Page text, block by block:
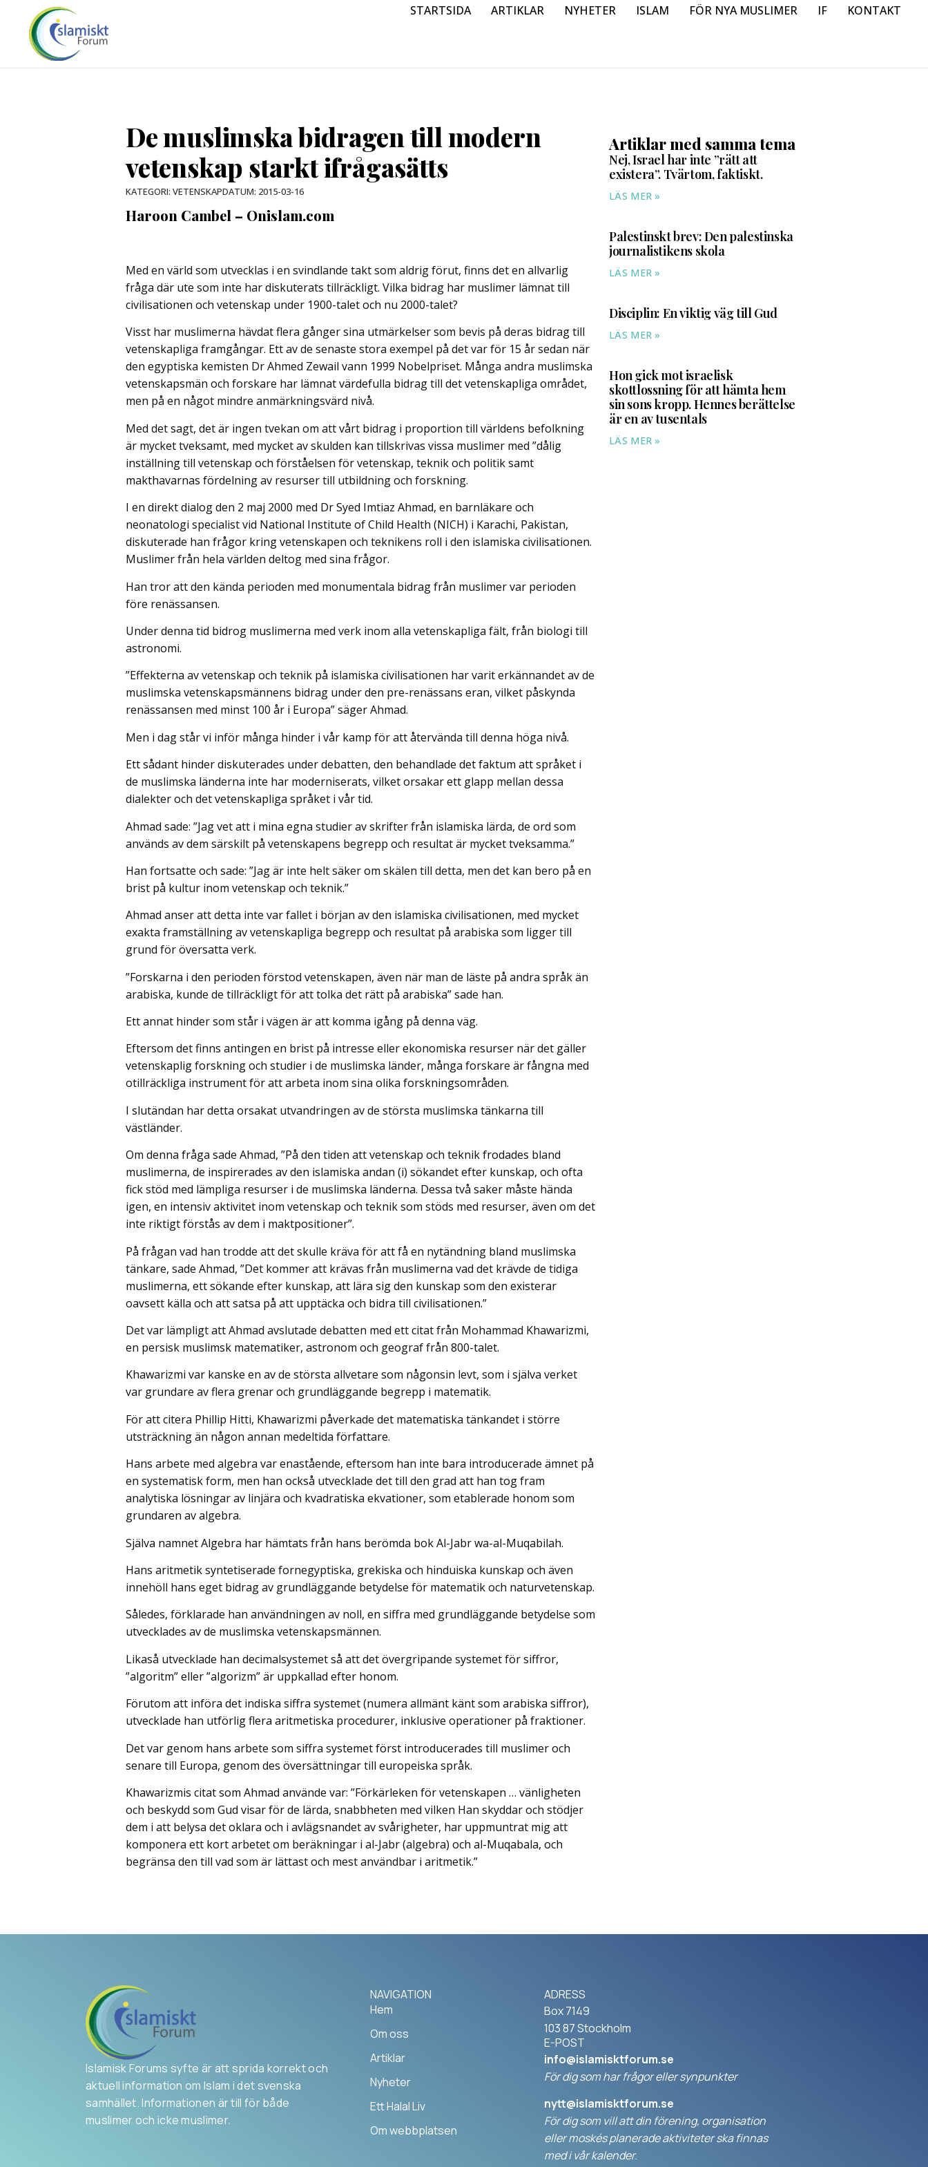
STARTSIDA ARTIKLAR NYHETER ISLAM FÖR NYA MUSLIMER IF KONTAKT
De muslimska bidragen till modern
vetenskap starkt ifrågasätts
KATEGORI: VETENSKAPDATUM: 2015-03-16
Haroon Cambel – Onislam.com
Med en värld som utvecklas i en svindlande takt som aldrig förut, finns det en allvarlig
fråga där ute som inte har diskuterats tillräckligt. Vilka bidrag har muslimer lämnat till
civilisationen och vetenskap under 1900-talet och nu 2000-talet?
Visst har muslimerna hävdat flera gånger sina utmärkelser som bevis på deras bidrag till
vetenskapliga framgångar. Ett av de senaste stora exempel på det var för 15 år sedan när
den egyptiska kemisten Dr Ahmed Zewail vann 1999 Nobelpriset. Många andra muslimska
vetenskapsmän och forskare har lämnat värdefulla bidrag till det vetenskapliga området,
men på en något mindre anmärkningsvärd nivå.
Med det sagt, det är ingen tvekan om att vårt bidrag i proportion till världens befolkning
är mycket tveksamt, med mycket av skulden kan tillskrivas vissa muslimer med ”dålig
inställning till vetenskap och förståelsen för vetenskap, teknik och politik samt
makthavarnas fördelning av resurser till utbildning och forskning.
I en direkt dialog den 2 maj 2000 med Dr Syed Imtiaz Ahmad, en barnläkare och
neonatologi specialist vid National Institute of Child Health (NICH) i Karachi, Pakistan,
diskuterade han frågor kring vetenskapen och teknikens roll i den islamiska civilisationen.
Muslimer från hela världen deltog med sina frågor.
Han tror att den kända perioden med monumentala bidrag från muslimer var perioden
före renässansen.
Under denna tid bidrog muslimerna med verk inom alla vetenskapliga fält, från biologi till
astronomi.
”Effekterna av vetenskap och teknik på islamiska civilisationen har varit erkännandet av de
muslimska vetenskapsmännens bidrag under den pre-renässans eran, vilket påskynda
renässansen med minst 100 år i Europa” säger Ahmad.
Men i dag står vi inför många hinder i vår kamp för att återvända till denna höga nivå.
Ett sådant hinder diskuterades under debatten, den behandlade det faktum att språket i
de muslimska länderna inte har moderniserats, vilket orsakar ett glapp mellan dessa
dialekter och det vetenskapliga språket i vår tid.
Ahmad sade: ”Jag vet att i mina egna studier av skrifter från islamiska lärda, de ord som
används av dem särskilt på vetenskapens begrepp och resultat är mycket tveksamma.”
Han fortsatte och sade: ”Jag är inte helt säker om skälen till detta, men det kan bero på en
brist på kultur inom vetenskap och teknik.”
Ahmad anser att detta inte var fallet i början av den islamiska civilisationen, med mycket
exakta framställning av vetenskapliga begrepp och resultat på arabiska som ligger till
grund för översatta verk.
”Forskarna i den perioden förstod vetenskapen, även när man de läste på andra språk än
arabiska, kunde de tillräckligt för att tolka det rätt på arabiska” sade han.
Ett annat hinder som står i vägen är att komma igång på denna väg.
Eftersom det finns antingen en brist på intresse eller ekonomiska resurser när det gäller
vetenskaplig forskning och studier i de muslimska länder, många forskare är fångna med
otillräckliga instrument för att arbeta inom sina olika forskningsområden.
I slutändan har detta orsakat utvandringen av de största muslimska tänkarna till
västländer.
Om denna fråga sade Ahmad, ”På den tiden att vetenskap och teknik frodades bland
muslimerna, de inspirerades av den islamiska andan (i) sökandet efter kunskap, och ofta
fick stöd med lämpliga resurser i de muslimska länderna. Dessa två saker måste hända
igen, en intensiv aktivitet inom vetenskap och teknik som stöds med resurser, även om det
inte riktigt förstås av dem i maktpositioner”.
På frågan vad han trodde att det skulle kräva för att få en nytändning bland muslimska
tänkare, sade Ahmad, ”Det kommer att krävas från muslimerna vad det krävde de tidiga
muslimerna, ett sökande efter kunskap, att lära sig den kunskap som den existerar
oavsett källa och att satsa på att upptäcka och bidra till civilisationen.”
Det var lämpligt att Ahmad avslutade debatten med ett citat från Mohammad Khawarizmi,
en persisk muslimsk matematiker, astronom och geograf från 800-talet.
Khawarizmi var kanske en av de största allvetare som någonsin levt, som i själva verket
var grundare av flera grenar och grundläggande begrepp i matematik.
För att citera Phillip Hitti, Khawarizmi påverkade det matematiska tänkandet i större
utsträckning än någon annan medeltida författare.
Hans arbete med algebra var enastående, eftersom han inte bara introducerade ämnet på
en systematisk form, men han också utvecklade det till den grad att han tog fram
analytiska lösningar av linjära och kvadratiska ekvationer, som etablerade honom som
grundaren av algebra.
Själva namnet Algebra har hämtats från hans berömda bok Al-Jabr wa-al-Muqabilah.
Hans aritmetik syntetiserade fornegyptiska, grekiska och hinduiska kunskap och även
innehöll hans eget bidrag av grundläggande betydelse för matematik och naturvetenskap.
Således, förklarade han användningen av noll, en siffra med grundläggande betydelse som
utvecklades av de muslimska vetenskapsmännen.
Likaså utvecklade han decimalsystemet så att det övergripande systemet för siffror,
”algoritm” eller ”algorizm” är uppkallad efter honom.
Förutom att införa det indiska siffra systemet (numera allmänt känt som arabiska siffror),
utvecklade han utförlig flera aritmetiska procedurer, inklusive operationer på fraktioner.
Det var genom hans arbete som siffra systemet först introducerades till muslimer och
senare till Europa, genom des översättningar till europeiska språk.
Khawarizmis citat som Ahmad använde var: ”Förkärleken för vetenskapen … vänligheten
och beskydd som Gud visar för de lärda, snabbheten med vilken Han skyddar och stödjer
dem i att belysa det oklara och i avlägsnandet av svårigheter, har uppmuntrat mig att
komponera ett kort arbetet om beräkningar i al-Jabr (algebra) och al-Muqabala, och
begränsa den till vad som är lättast och mest användbar i aritmetik.”
Artiklar med samma tema
Nej, Israel har inte ”rätt att
existera”. Tvärtom, faktiskt.
LÄS MER »
Palestinskt brev: Den palestinska
journalistikens skola
LÄS MER »
Disciplin: En viktig väg till Gud
LÄS MER »
Hon gick mot israelisk
skottlossning för att hämta hem
sin sons kropp. Hennes berättelse
är en av tusentals
LÄS MER »
Islamisk Forums syfte är att sprida korrekt och
aktuell information om Islam i det svenska
samhället. Informationen är till för både
muslimer och icke muslimer.
NAVIGATION
Hem
Om oss
Artiklar
Nyheter
Ett Halal Liv
Om webbplatsen
ADRESS
Box 7149
103 87 Stockholm
E-POST
info@islamisktforum.se
För dig som har frågor eller synpunkter
nytt@islamisktforum.se
För dig som vill att din förening, organisation
eller moskés planerade aktiviteter ska finnas
med i vår kalender.